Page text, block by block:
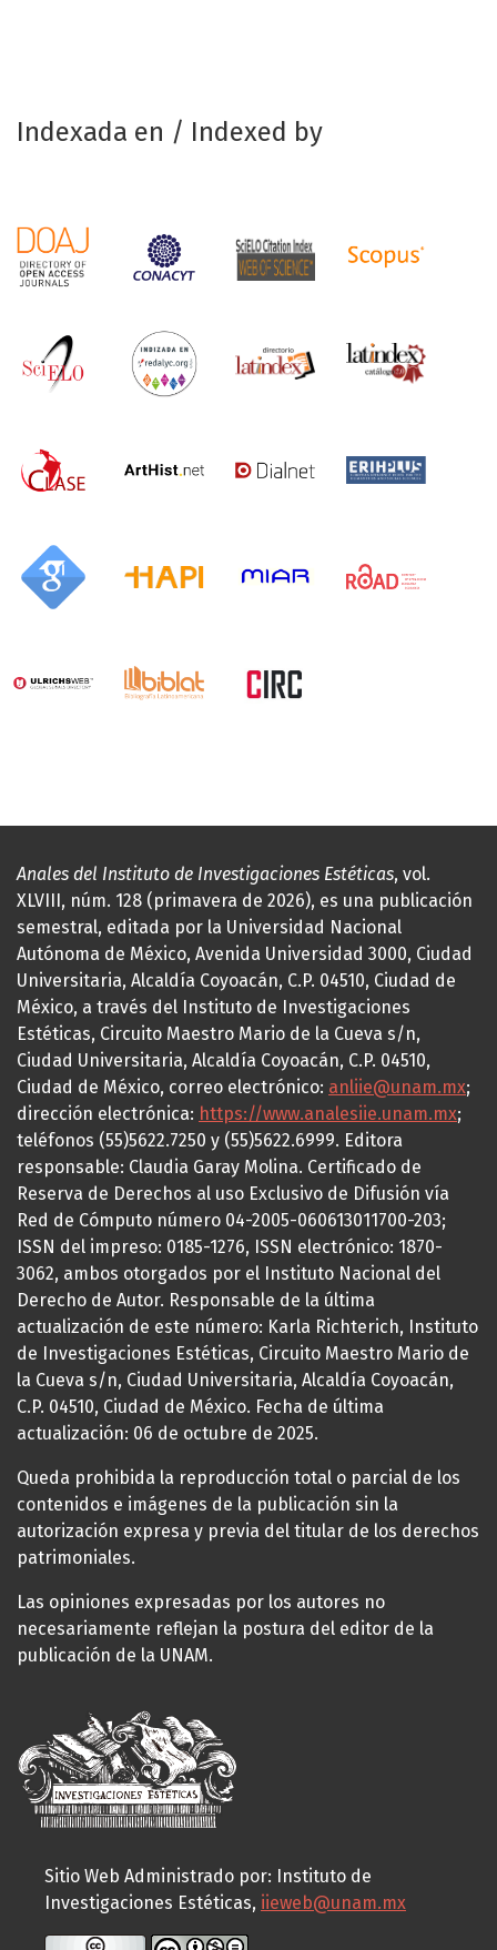
Indexada en / Indexed by
Anales del Instituto de Investigaciones Estéticas, vol.
XLVIII, núm. 128 (primavera de 2026), es una publicación
semestral, editada por la Universidad Nacional
Autónoma de México, Avenida Universidad 3000, Ciudad
Universitaria, Alcaldía Coyoacán, C.P. 04510, Ciudad de
México, a través del Instituto de Investigaciones
Estéticas, Circuito Maestro Mario de la Cueva s/n,
Ciudad Universitaria, Alcaldía Coyoacán, C.P. 04510,
Ciudad de México, correo electrónico: anliie@unam.mx;
dirección electrónica: https://www.analesiie.unam.mx;
teléfonos (55)5622.7250 y (55)5622.6999. Editora
responsable: Claudia Garay Molina. Certificado de
Reserva de Derechos al uso Exclusivo de Difusión vía
Red de Cómputo número 04-2005-060613011700-203;
ISSN del impreso: 0185-1276, ISSN electrónico: 1870-
3062, ambos otorgados por el Instituto Nacional del
Derecho de Autor. Responsable de la última
actualización de este número: Karla Richterich, Instituto
de Investigaciones Estéticas, Circuito Maestro Mario de
la Cueva s/n, Ciudad Universitaria, Alcaldía Coyoacán,
C.P. 04510, Ciudad de México. Fecha de última
actualización: 06 de octubre de 2025.
Queda prohibida la reproducción total o parcial de los
contenidos e imágenes de la publicación sin la
autorización expresa y previa del titular de los derechos
patrimoniales.
Las opiniones expresadas por los autores no
necesariamente reflejan la postura del editor de la
publicación de la UNAM.
Sitio Web Administrado por: Instituto de
Investigaciones Estéticas, iieweb@unam.mx